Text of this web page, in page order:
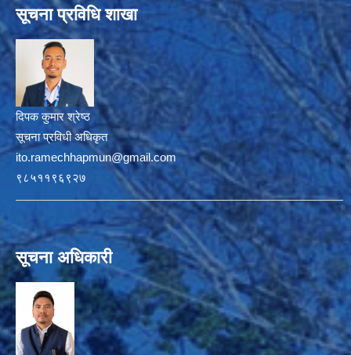
सूचना प्रविधि शाखा
दिपक कुमार श्रेष्ठ
सूचना प्रविधी अधिकृत
ito.ramechhapmun@gmail.com
९८५११९६९२७
सूचना अधिकारी